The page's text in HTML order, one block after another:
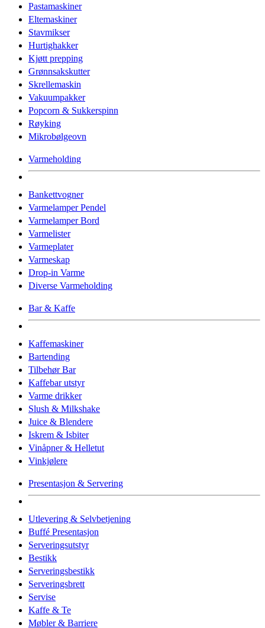
Pastamaskiner
Eltemaskiner
Stavmikser
Hurtighakker
Kjøtt prepping
Grønnsakskutter
Skrellemaskin
Vakuumpakker
Popcorn & Sukkerspinn
Røyking
Mikrobølgeovn
Varmeholding
Bankettvogner
Varmelamper Pendel
Varmelamper Bord
Varmelister
Varmeplater
Varmeskap
Drop-in Varme
Diverse Varmeholding
Bar & Kaffe
Kaffemaskiner
Bartending
Tilbehør Bar
Kaffebar utstyr
Varme drikker
Slush & Milkshake
Juice & Blendere
Iskrem & Isbiter
Vinåpner & Helletut
Vinkjølere
Presentasjon & Servering
Utlevering & Selvbetjening
Buffé Presentasjon
Serveringsutstyr
Bestikk
Serveringsbestikk
Serveringsbrett
Servise
Kaffe & Te
Møbler & Barriere